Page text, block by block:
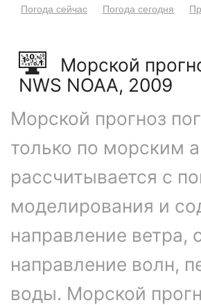
Погода сейчас Погода сегодня
Морской
NWS NOAA, 2009
Морской прогноз
только по морским
рассчитывается с
моделирования и
направление ветра,
направление волн,
воды. Морской